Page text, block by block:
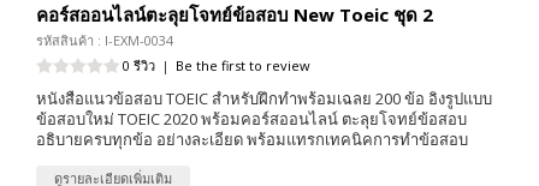
คอร์สออนไลน์ตะลุยโจทย์ข้อสอบ New Toeic ชุด 2
รหัสสินค้า : I-EXM-0034
0 รีวิว | Be the first to review
หนังสือแนวข้อสอบ TOEIC สำหรับฝึกทำพร้อมเฉลย 200 ข้อ อิงรูปแบบ
ข้อสอบใหม่ TOEIC 2020 พร้อมคอร์สออนไลน์ ตะลุยโจทย์ข้อสอบ
อธิบายครบทุกข้อ อย่างละเอียด พร้อมแทรกเทคนิคการทำข้อสอบ
ดูรายละเอียดเพิ่มเติม